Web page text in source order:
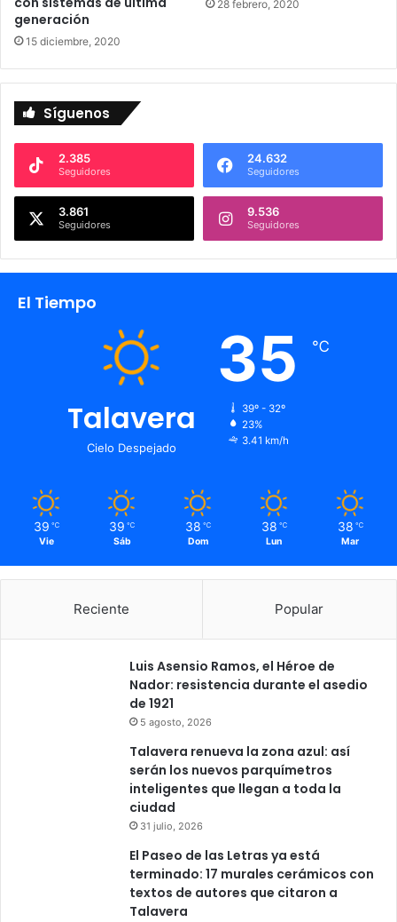
generación
15 diciembre, 2020
28 febrero, 2020
Síguenos
2.385
Seguidores
24.632
Seguidores
3.861
Seguidores
9.536
Seguidores
El Tiempo
Talavera
Cielo Despejado
35 ℃
39º - 32º
23%
3.41 km/h
39 ℃
Vie
39 ℃
Sáb
38 ℃
Dom
38 ℃
Lun
38 ℃
Mar
Reciente Popular
Luis Asensio Ramos, el Héroe de
Nador: resistencia durante el asedio
de 1921
5 agosto, 2026
Talavera renueva la zona azul: así
serán los nuevos parquímetros
inteligentes que llegan a toda la
ciudad
31 julio, 2026
El Paseo de las Letras ya está
terminado: 17 murales cerámicos con
textos de autores que citaron a
Talavera